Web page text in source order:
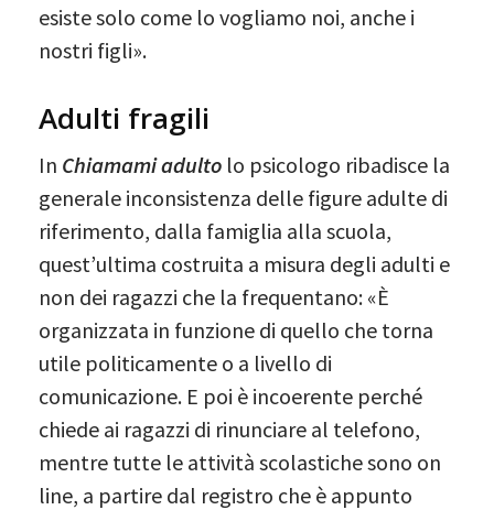
esiste solo come lo vogliamo noi, anche i
nostri figli».
Adulti fragili
In Chiamami adulto lo psicologo ribadisce la
generale inconsistenza delle figure adulte di
riferimento, dalla famiglia alla scuola,
quest’ultima costruita a misura degli adulti e
non dei ragazzi che la frequentano: «È
organizzata in funzione di quello che torna
utile politicamente o a livello di
comunicazione. E poi è incoerente perché
chiede ai ragazzi di rinunciare al telefono,
mentre tutte le attività scolastiche sono on
line, a partire dal registro che è appunto